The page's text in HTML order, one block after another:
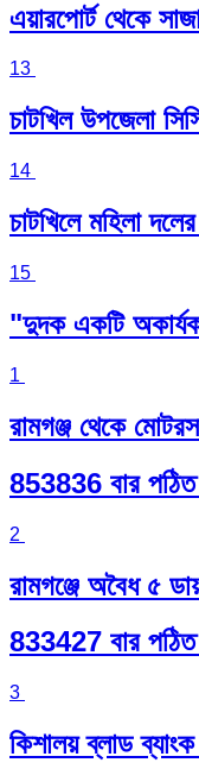
এয়ারপোর্ট থেকে
13
চাটখিল উপজেলা
14
চাটখিলে মহিলা
15
"দুদক একটি
1
রামগঞ্জ থেকে
853836 বার
2
রামগঞ্জে অবৈধ ৫
833427 বার
3
কিশালয় ব্লাড